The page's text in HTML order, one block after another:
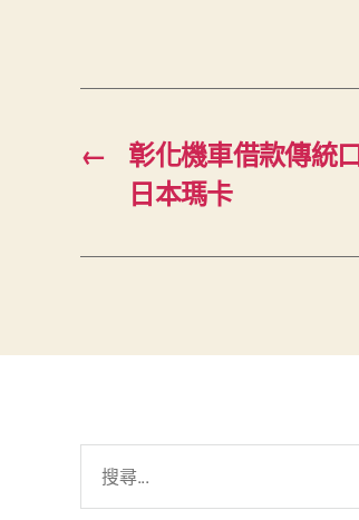
←
彰化機車借款傳統
日本瑪卡